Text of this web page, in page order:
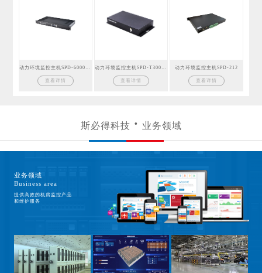
查看详情 查看详情
动力环境监控主机SPD-212
查看详情
斯必得科技 业务领域
业务领域
Business area
提供高效的机房监控产品
和维护服务